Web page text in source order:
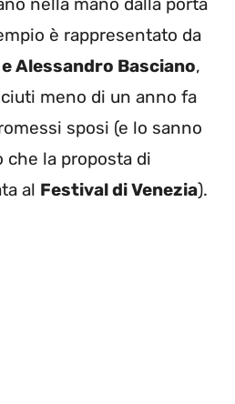
nella mano dalla porta
è rappresentato da
Alessandro Basciano,
meno di un anno fa
sposi (e lo sanno
la proposta di
al Festival di Venezia).